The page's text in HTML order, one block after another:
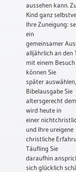
Liebe
(Jubel)Hochzeit
Einzug
Frühjahr
Ostern
Weihnachten
Jahreswechsel
Neutral
Urkunden
aussehen kann.
Kind ganz
Ihre Zuneigung:
ein
gemeinsamer
alljährlich an den
mit einem
können Sie
später
Bibelausgabe Sie
altersgerecht
wird heute in
einer
und Ihre ureigene
christliche
Täufling Sie
daraufhin
sich glücklich